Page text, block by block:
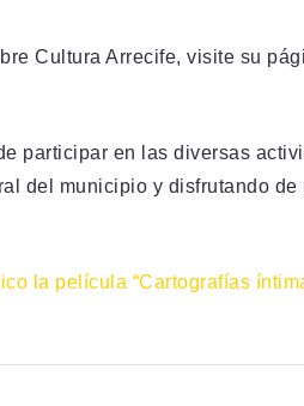
Cultura Arrecife, visite su
participar en las diversas
del municipio y disfrutando
la película “Cartografías